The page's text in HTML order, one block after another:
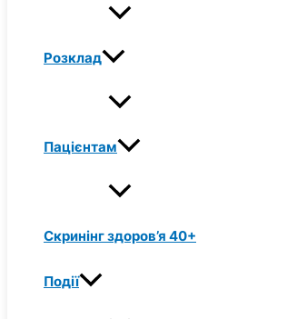
Розклад
Пацієнтам
Скринінг здоров’я 40+
Події